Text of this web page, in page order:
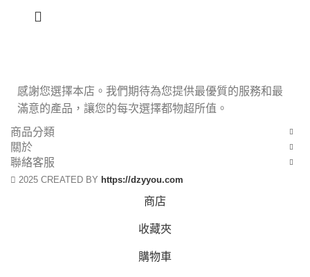
感謝您選擇本店。我們期待為您提供最優質的服務和最
滿意的產品，讓您的每次選擇都物超所值。
商品分類
關於
聯絡客服
2025 CREATED BY https://dzyyou.com
商店
收藏夾
購物車